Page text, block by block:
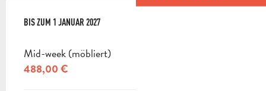
AB3 JANUAR 2026 BIS ZUM
BIS ZUM 1 JANUAR 2027
Mid-week (möbliert)
488,00 €